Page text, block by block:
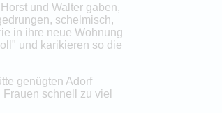
und Walter gaben,
schelmisch,
in ihre neue Wohnung
und karikieren so die
genügten Adorf
schnell zu viel